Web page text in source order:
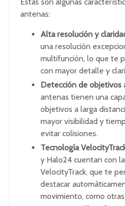
antenas:
Alta resolución y
una resolución
multifunción, lo que te
con mayor detalle y
Detección de objetivos
antenas tienen una
objetivos a larga
mayor visibilidad y
evitar colisiones.
Tecnología
y Halo24 cuentan con
VelocityTrack, que te
destacar
movimiento, como